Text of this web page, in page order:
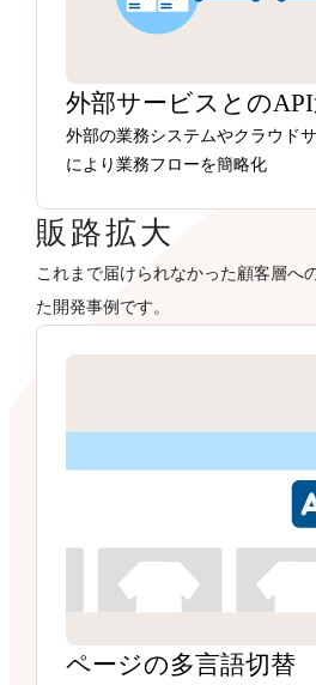
外部サービスとの
外部の業務システムやクラウド
により業務フローを簡略化
販路拡大
これまで届けられなかった顧客層へ
た開発事例です。
ページの多言語切替